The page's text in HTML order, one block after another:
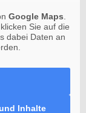
Google Maps
Sie auf die
dabei Daten an
Inhalte